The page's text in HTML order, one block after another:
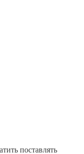
поставлять